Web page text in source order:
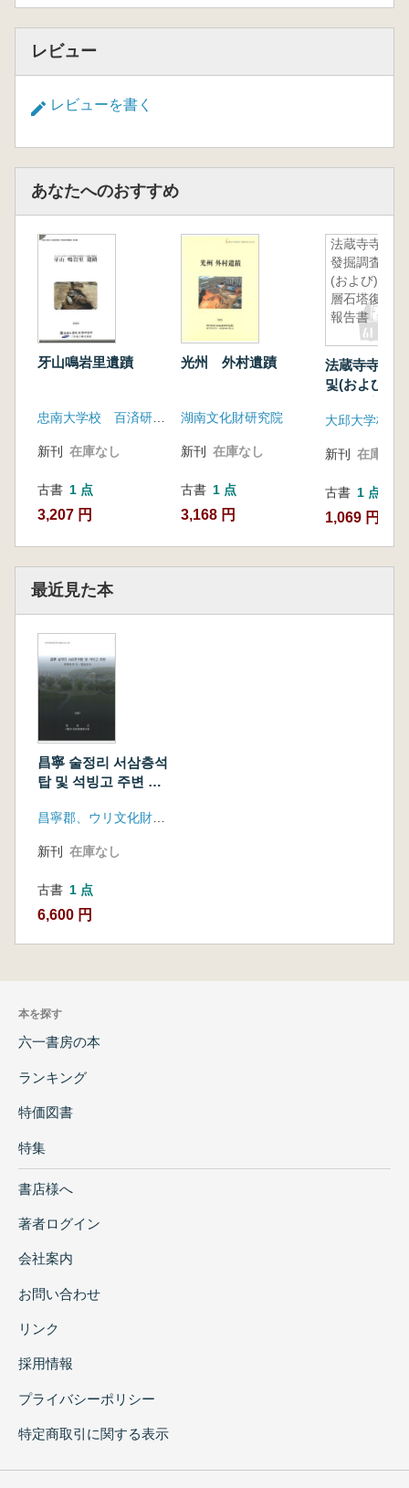
レビュー
レビューを書く
あなたへのおすすめ
牙山鳴岩里遺蹟
新刊 在庫なし
古書 1 点
3,207 円
光州 外村遺蹟
湖南文化財研究院
新刊 在庫なし
古書 1 点
3,168 円
法蔵寺寺域
發掘調査 및
(および) 三
層石塔復元
報告書
法蔵寺寺域
및(および)
新刊 在庫なし
古書 1 点
1,069 円
最近見た本
昌寧 술정리 서삼층석
탑 및 석빙고 주변 문
(昌寧述亭里西三層石
化遺蹟試・発掘調査)
新刊 在庫なし
古書 1 点
6,600 円
本を探す
六一書房の本
ランキング
特価図書
特集
書店様へ
著者ログイン
会社案内
お問い合わせ
リンク
採用情報
プライバシーポリシー
特定商取引に関する表示